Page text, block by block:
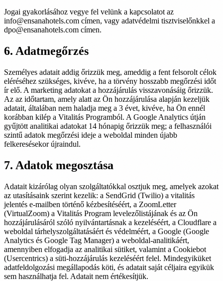
Jogai gyakorlásához vegye fel velünk a kapcsolatot az
info@ensanahotels.com címen, vagy adatvédelmi tisztviselőnkkel a
dpo@ensanahotels.com címen.
6. Adatmegőrzés
Személyes adatait addig őrizzük meg, ameddig a fent felsorolt célok
eléréséhez szükséges, kivéve, ha a törvény hosszabb megőrzési időt
ír elő. A marketing adatokat a hozzájárulás visszavonásáig őrizzük.
Az az időtartam, amely alatt az Ön hozzájárulása alapján kezeljük
adatait, általában nem haladja meg a 3 évet, kivéve, ha Ön ennél
korábban kilép a Vitalitás Programból. A Google Analytics útján
gyűjtött analitikai adatokat 14 hónapig őrizzük meg; a felhasználói
szintű adatok megőrzési ideje a weboldal minden újabb
felkeresésekor újraindul.
7. Adatok megosztása
Adatait kizárólag olyan szolgáltatókkal osztjuk meg, amelyek azokat
az utasításaink szerint kezelik: a SendGrid (Twilio) a vitalitás
jelentés e-mailben történő kézbesítéséért, a ZoomLetter
(VirtualZoom) a Vitalitás Program levelezőlistájának és az Ön
hozzájárulásáról szóló nyilvántartásnak a kezeléséért, a Cloudflare a
weboldal tárhelyszolgáltatásáért és védelméért, a Google (Google
Analytics és Google Tag Manager) a weboldal-analitikáért,
amennyiben elfogadja az analitikai sütiket, valamint a Cookiebot
(Usercentrics) a süti-hozzájárulás kezeléséért felel. Mindegyiküket
adatfeldolgozási megállapodás köti, és adatait saját céljaira egyikük
sem használhatja fel. Adatait nem értékesítjük.